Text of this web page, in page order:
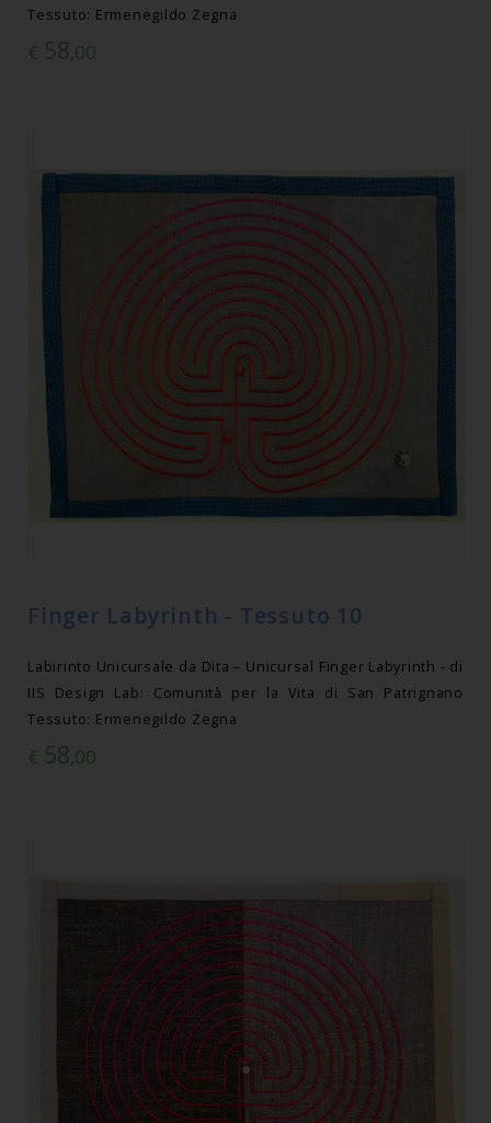
Tessuto: Ermenegildo Zegna
€ 58,00
Finger Labyrinth - Tessuto 10
Labirinto Unicursale da Dita – Unicursal Finger Labyrinth - di
IIS Design Lab: Comunità per la Vita di San Patrignano
Tessuto: Ermenegildo Zegna
€ 58,00